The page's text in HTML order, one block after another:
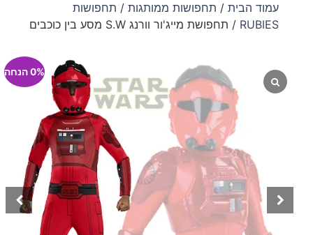
עמוד הבית/ תחפושות ממותגות/ תחפושות
RUBIES / תחפושת מייג'ור וורנג S.W מסע בין כוכבים
0% הנחה